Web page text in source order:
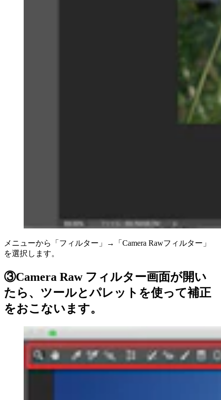
メニューから「フィルター」→「Camera Rawフィルター」
を選択します。
③Camera Raw フィルター画面が開い
たら、ツールとパレットを使って補正
をおこないます。